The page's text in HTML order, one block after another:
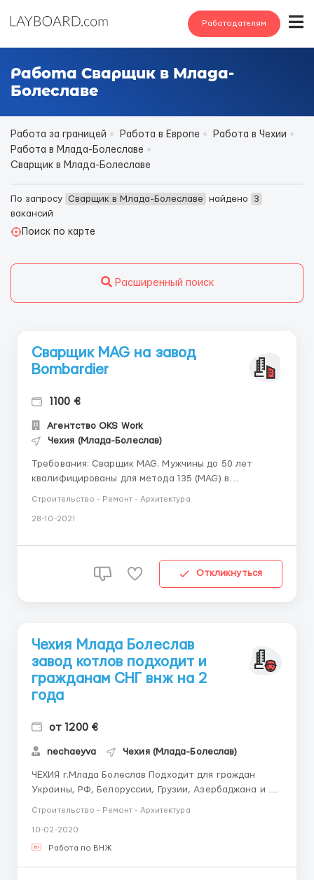
Работодателям
Работа Сварщик в Млада-
Болеславе
Работа за границей Работа в Европе
Работа в Чехии
Работа в Млада-Болеславе
Сварщик в Млада-Болеславе
По запросу Сварщик в Млада-Болеславе найдено
3
вакансий
Поиск по карте
Расширенный поиск
Сварщик MAG на завод
Bombardier
1100 €
Агентство OKS Work
Чехия (Млада-Болеслав)
Требования: Сварщик MAG. Мужчины до 50 лет
квалифицированы для метода 135 (MAG) в
специальности от 1 года Условия работы: Завод
Строительство - Ремонт - Архитектура
28-10-2021
Откликнуться
Чехия Млада Болеслав
завод котлов подходит и
гражданам СНГ внж на 2
года
от 1200 €
nechaeyva Чехия (Млада-Болеслав)
ЧЕХИЯ г.Млада Болеслав Подходит для граждан
Украины, РФ, Белоруссии, Грузии, Азербаджана и др
правом работы до 90 дней Срок оформления - 4-5
недель После короткой визы есть возможность
Строительство - Ремонт - Архитектура
10-02-2020
Работа по ВНЖ